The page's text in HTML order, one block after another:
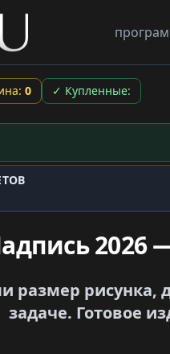
0 ✓ Купленные:
2026
размер рисунка,
задаче. Готовое